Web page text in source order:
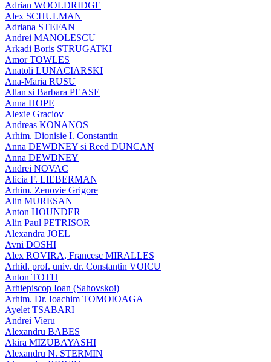
Adrian WOOLDRIDGE
Alex SCHULMAN
Adriana STEFAN
Andrei MANOLESCU
Arkadi Boris STRUGATKI
Amor TOWLES
Anatoli LUNACIARSKI
Ana-Maria RUSU
Allan si Barbara PEASE
Anna HOPE
Alexie Graciov
Andreas KONANOS
Arhim. Dionisie I. Constantin
Anna DEWDNEY si Reed DUNCAN
Anna DEWDNEY
Andrei NOVAC
Alicia F. LIEBERMAN
Arhim. Zenovie Grigore
Alin MURESAN
Anton HOUNDER
Alin Paul PETRISOR
Alexandra JOEL
Avni DOSHI
Alex ROVIRA, Francesc MIRALLES
Arhid. prof. univ. dr. Constantin VOICU
Anton TOTH
Arhiepiscop Ioan (Sahovskoi)
Arhim. Dr. Ioachim TOMOIOAGA
Ayelet TSABARI
Andrei Vieru
Alexandru BABES
Akira MIZUBAYASHI
Alexandru N. STERMIN